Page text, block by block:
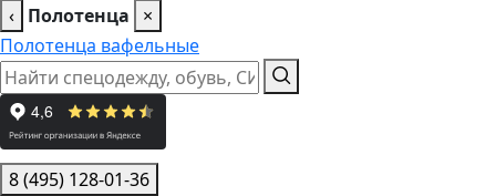
‹ Полотенца
×
Полотенца вафельные
8 (495) 128-01-36